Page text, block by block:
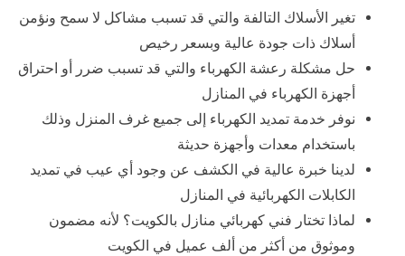
تغير الأسلاك التالفة والتي قد تسبب مشاكل لا سمح ونؤمن
أسلاك ذات جودة عالية وبسعر رخيص
حل مشكلة رعشة الكهرباء والتي قد تسبب ضرر أو احتراق
أجهزة الكهرباء في المنازل
نوفر خدمة تمديد الكهرباء إلى جميع غرف المنزل وذلك
باستخدام معدات وأجهزة حديثة
لدينا خبرة عالية في الكشف عن وجود أي عيب في تمديد
الكابلات الكهربائية في المنازل
لماذا تختار فني كهربائي منازل بالكويت؟ لأنه مضمون
وموثوق من أكثر من ألف عميل في الكويت